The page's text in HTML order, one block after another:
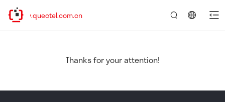
www.quectel.com.cn
Thanks for your attention!